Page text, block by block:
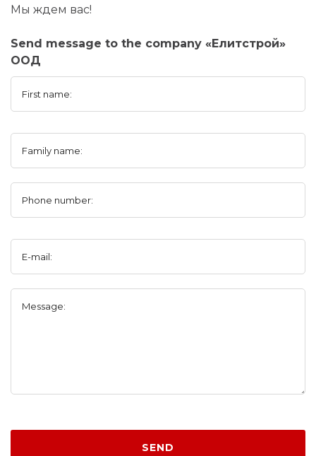
Мы ждем вас!
Send message to the company «Елитстрой»
ООД
First name:
Family name:
Phone number:
E-mail:
Message:
SEND